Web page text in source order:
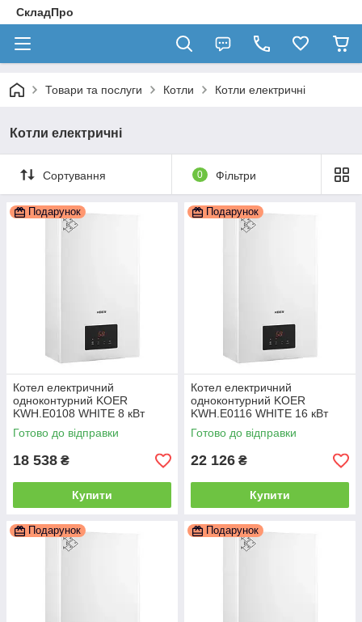
СкладПро
Товари та послуги Котли Котли електричні
Котли електричні
Сортування 0 Фільтри
Подарунок
Котел електричний
одноконтурний KOER
KWH.E0108 WHITE 8 кВт
колір білий (KR5559)
Готово до відправки
18 538 ₴
Купити
Подарунок
Котел електричний
одноконтурний KOER
KWH.E0116 WHITE 16 кВт
колір білий (KR5562)
Готово до відправки
22 126 ₴
Купити
Подарунок Подарунок